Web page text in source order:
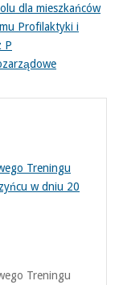
dla mieszkańców
Profilaktyki i
P
Treningu
w dniu 20
Treningu